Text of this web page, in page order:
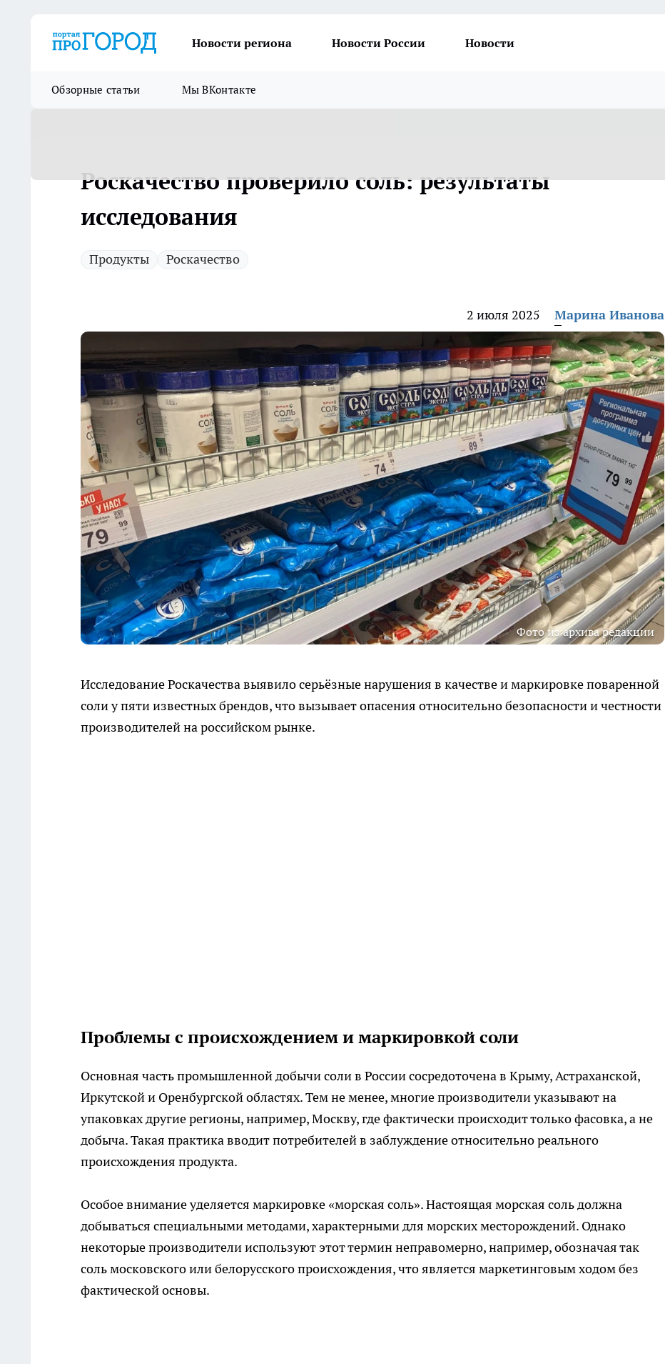
Новости региона Новости России Новости
Обзорные статьи Мы ВКонтакте
Роскачество проверило соль: результаты
исследования
Продукты Роскачество
2 июля 2025 Марина Иванова
Фото из архива редакции
Исследование Роскачества выявило серьёзные нарушения в качестве и маркировке поваренной
соли у пяти известных брендов, что вызывает опасения относительно безопасности и честности
производителей на российском рынке.
Проблемы с происхождением и маркировкой соли
Основная часть промышленной добычи соли в России сосредоточена в Крыму, Астраханской,
Иркутской и Оренбургской областях. Тем не менее, многие производители указывают на
упаковках другие регионы, например, Москву, где фактически происходит только фасовка, а не
добыча. Такая практика вводит потребителей в заблуждение относительно реального
происхождения продукта.
Особое внимание уделяется маркировке «морская соль». Настоящая морская соль должна
добываться специальными методами, характерными для морских месторождений. Однако
некоторые производители используют этот термин неправомерно, например, обозначая так
соль московского или белорусского происхождения, что является маркетинговым ходом без
фактической основы.